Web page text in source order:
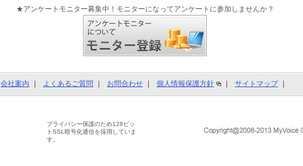
★アンケートモニター募集中！モニターになってアンケートに参加しませんか？
会社案内 よくあるご質問 お問合わせ 個人情報保護方針 サイトマップ
プライバシー保護のため128ビッ
トSSL暗号化通信を採用していま
す。